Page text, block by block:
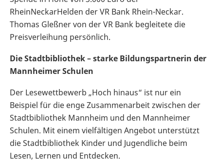
RheinNeckarHelden der VR Bank Rhein-Neckar.
Thomas Gleßner von der VR Bank begleitete die
Preisverleihung persönlich.
Die Stadtbibliothek – starke Bildungspartnerin der
Mannheimer Schulen
Der Lesewettbewerb „Hoch hinaus“ ist nur ein
Beispiel für die enge Zusammenarbeit zwischen der
Stadtbibliothek Mannheim und den Mannheimer
Schulen. Mit einem vielfältigen Angebot unterstützt
die Stadtbibliothek Kinder und Jugendliche beim
Lesen, Lernen und Entdecken.